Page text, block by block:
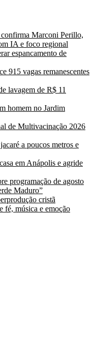
Marconi Perillo,
IA e foco regional
espancamento de
915 vagas remanescentes
lavagem de R$ 11
homem no Jardim
de Multivacinação 2026
a poucos metros e
em Anápolis e agride
programação de agosto
Maduro”
cristã
fé, música e emoção